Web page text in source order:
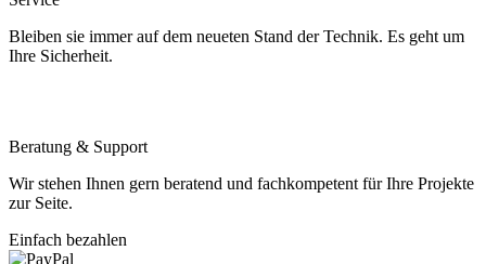
Bleiben sie immer auf dem neueten Stand der Technik. Es geht um
Ihre Sicherheit.
Beratung & Support
Wir stehen Ihnen gern beratend und fachkompetent für Ihre Projekte
zur Seite.
Einfach bezahlen